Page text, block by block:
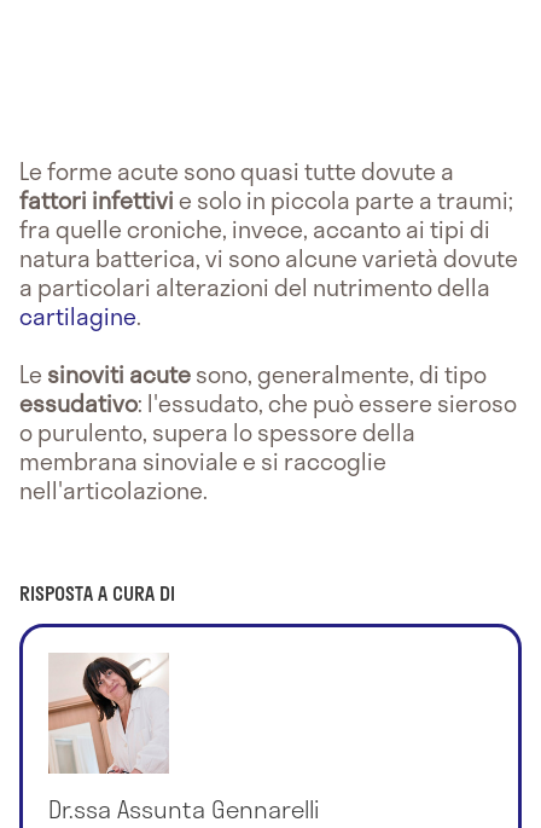
Le forme acute sono quasi tutte dovute a
fattori infettivie solo in piccola parte a traumi;
fra quelle croniche, invece, accanto ai tipi di
natura batterica, vi sono alcune varietà dovute
a particolari alterazioni del nutrimento della
cartilagine.
Le sinoviti acutesono, generalmente, di tipo
essudativo: l'essudato, che può essere sieroso
o purulento, supera lo spessore della
membrana sinoviale e si raccoglie
nell'articolazione.
RISPOSTA A CURA DI
Dr.ssa Assunta Gennarelli